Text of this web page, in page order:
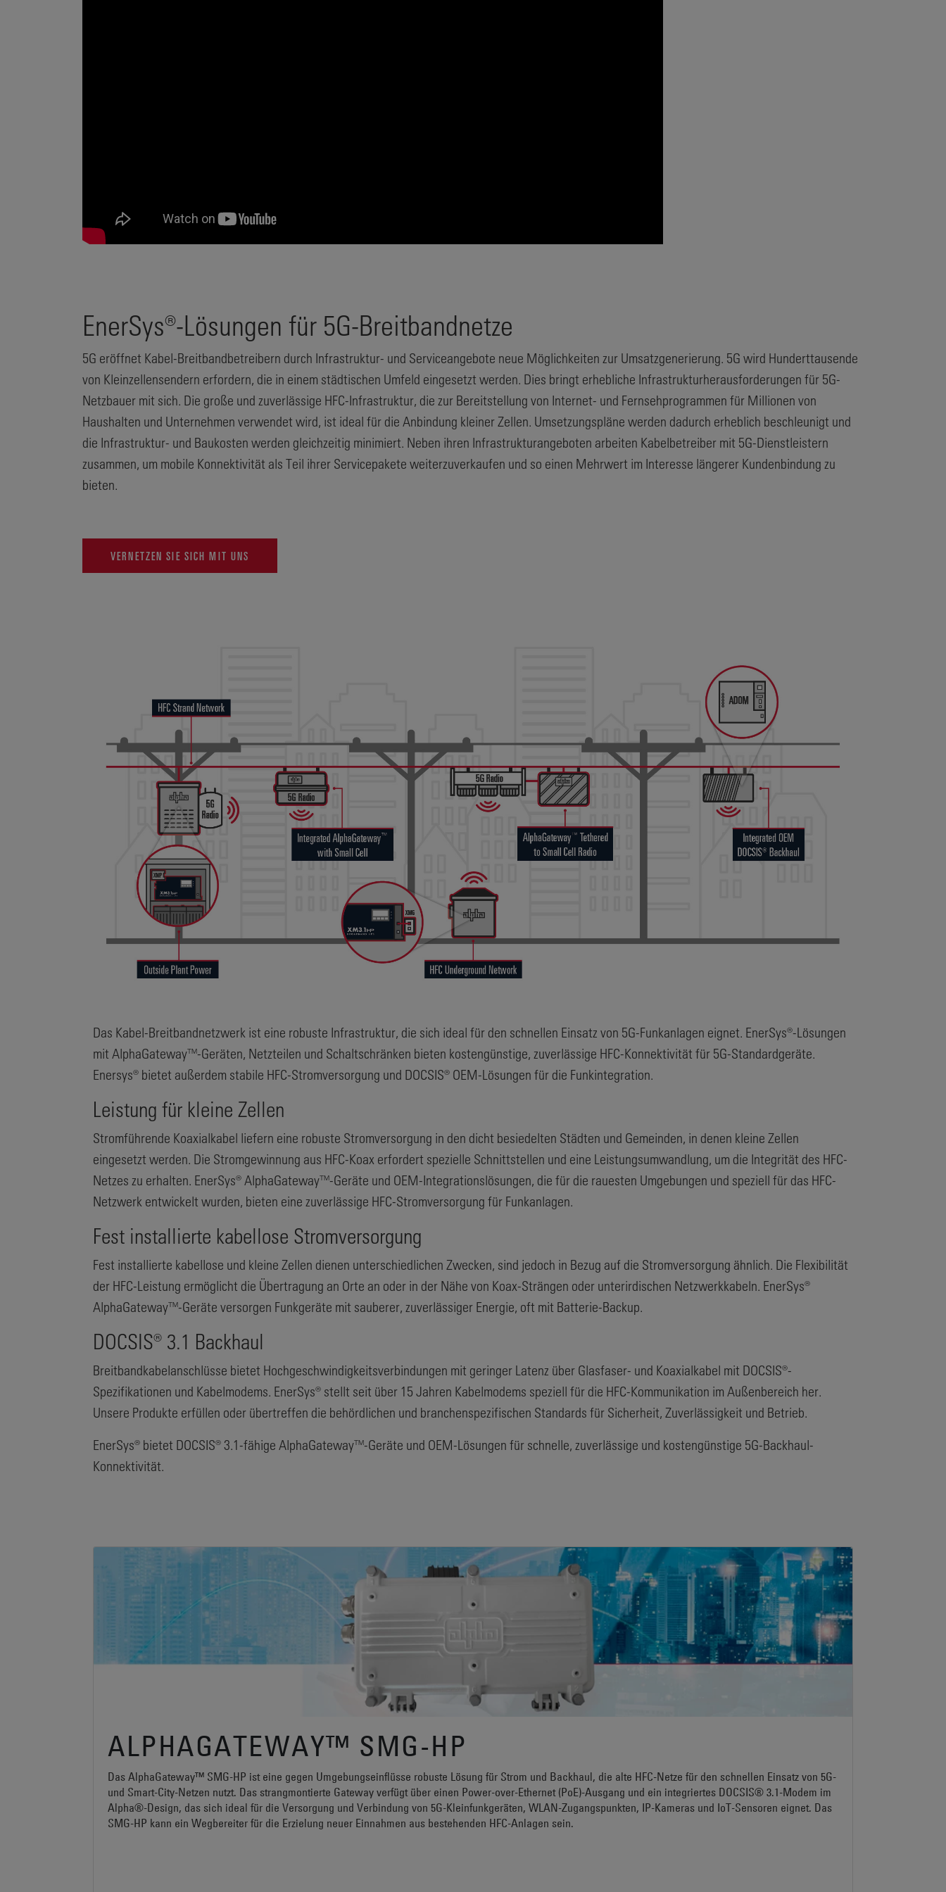
EnerSys®-Lösungen für 5G-Breitbandnetze
5G eröffnet Kabel-Breitbandbetreibern durch Infrastruktur- und Serviceangebote neue Möglichkeiten zur Umsatzgenerierung. 5G wird Hunderttausende
von Kleinzellensendern erfordern, die in einem städtischen Umfeld eingesetzt werden. Dies bringt erhebliche Infrastrukturherausforderungen für 5G-
Netzbauer mit sich. Die große und zuverlässige HFC-Infrastruktur, die zur Bereitstellung von Internet- und Fernsehprogrammen für Millionen von
Haushalten und Unternehmen verwendet wird, ist ideal für die Anbindung kleiner Zellen. Umsetzungspläne werden dadurch erheblich beschleunigt und
die Infrastruktur- und Baukosten werden gleichzeitig minimiert. Neben ihren Infrastrukturangeboten arbeiten Kabelbetreiber mit 5G-Dienstleistern
zusammen, um mobile Konnektivität als Teil ihrer Servicepakete weiterzuverkaufen und so einen Mehrwert im Interesse längerer Kundenbindung zu
bieten.
VERNETZEN SIE SICH MIT UNS
Das Kabel-Breitbandnetzwerk ist eine robuste Infrastruktur, die sich ideal für den schnellen Einsatz von 5G-Funkanlagen eignet. EnerSys®-Lösungen
mit AlphaGateway™-Geräten, Netzteilen und Schaltschränken bieten kostengünstige, zuverlässige HFC-Konnektivität für 5G-Standardgeräte.
Enersys® bietet außerdem stabile HFC-Stromversorgung und DOCSIS® OEM-Lösungen für die Funkintegration.
Leistung für kleine Zellen
Stromführende Koaxialkabel liefern eine robuste Stromversorgung in den dicht besiedelten Städten und Gemeinden, in denen kleine Zellen
eingesetzt werden. Die Stromgewinnung aus HFC-Koax erfordert spezielle Schnittstellen und eine Leistungsumwandlung, um die Integrität des HFC-
Netzes zu erhalten. EnerSys® AlphaGateway™-Geräte und OEM-Integrationslösungen, die für die rauesten Umgebungen und speziell für das HFC-
Netzwerk entwickelt wurden, bieten eine zuverlässige HFC-Stromversorgung für Funkanlagen.
Fest installierte kabellose Stromversorgung
Fest installierte kabellose und kleine Zellen dienen unterschiedlichen Zwecken, sind jedoch in Bezug auf die Stromversorgung ähnlich. Die Flexibilität
der HFC-Leistung ermöglicht die Übertragung an Orte an oder in der Nähe von Koax-Strängen oder unterirdischen Netzwerkkabeln. EnerSys®
AlphaGateway™-Geräte versorgen Funkgeräte mit sauberer, zuverlässiger Energie, oft mit Batterie-Backup.
DOCSIS® 3.1 Backhaul
Breitbandkabelanschlüsse bietet Hochgeschwindigkeitsverbindungen mit geringer Latenz über Glasfaser- und Koaxialkabel mit DOCSIS®-
Spezifikationen und Kabelmodems. EnerSys® stellt seit über 15 Jahren Kabelmodems speziell für die HFC-Kommunikation im Außenbereich her.
Unsere Produkte erfüllen oder übertreffen die behördlichen und branchenspezifischen Standards für Sicherheit, Zuverlässigkeit und Betrieb.
EnerSys® bietet DOCSIS® 3.1-fähige AlphaGateway™-Geräte und OEM-Lösungen für schnelle, zuverlässige und kostengünstige 5G-Backhaul-
Konnektivität.
ALPHAGATEWAY™ SMG-HP
Das AlphaGateway™ SMG-HP ist eine gegen Umgebungseinflüsse robuste Lösung für Strom und Backhaul, die alte HFC-Netze für den schnellen Einsatz von 5G-
und Smart-City-Netzen nutzt. Das strangmontierte Gateway verfügt über einen Power-over-Ethernet (PoE)-Ausgang und ein integriertes DOCSIS® 3.1-Modem im
Alpha®-Design, das sich ideal für die Versorgung und Verbindung von 5G-Kleinfunkgeräten, WLAN-Zugangspunkten, IP-Kameras und IoT-Sensoren eignet. Das
SMG-HP kann ein Wegbereiter für die Erzielung neuer Einnahmen aus bestehenden HFC-Anlagen sein.